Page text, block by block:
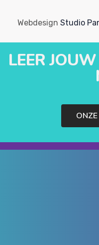
Webdesign Studio
LEER